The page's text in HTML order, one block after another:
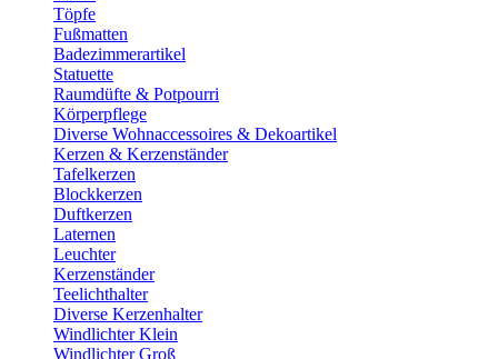
Töpfe
Fußmatten
Badezimmerartikel
Statuette
Raumdüfte & Potpourri
Körperpflege
Diverse Wohnaccessoires & Dekoartikel
Kerzen & Kerzenständer
Tafelkerzen
Blockkerzen
Duftkerzen
Laternen
Leuchter
Kerzenständer
Teelichthalter
Diverse Kerzenhalter
Windlichter Klein
Windlichter Groß